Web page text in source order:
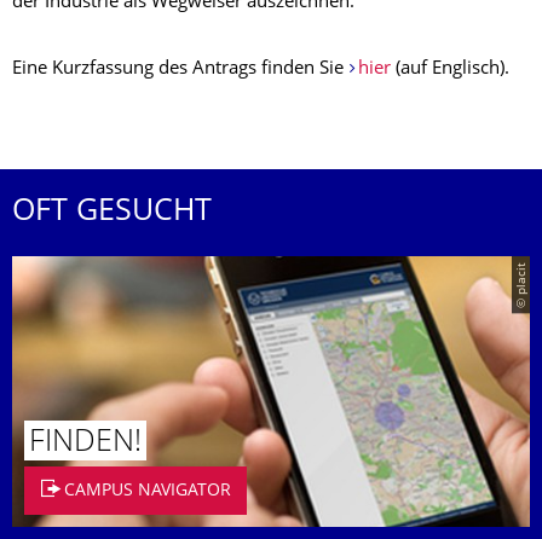
Eine Kurzfassung des Antrags finden Sie hier(auf Englisch).
OFT GESUCHT
© placit
FINDEN!
CAMPUS NAVIGATOR